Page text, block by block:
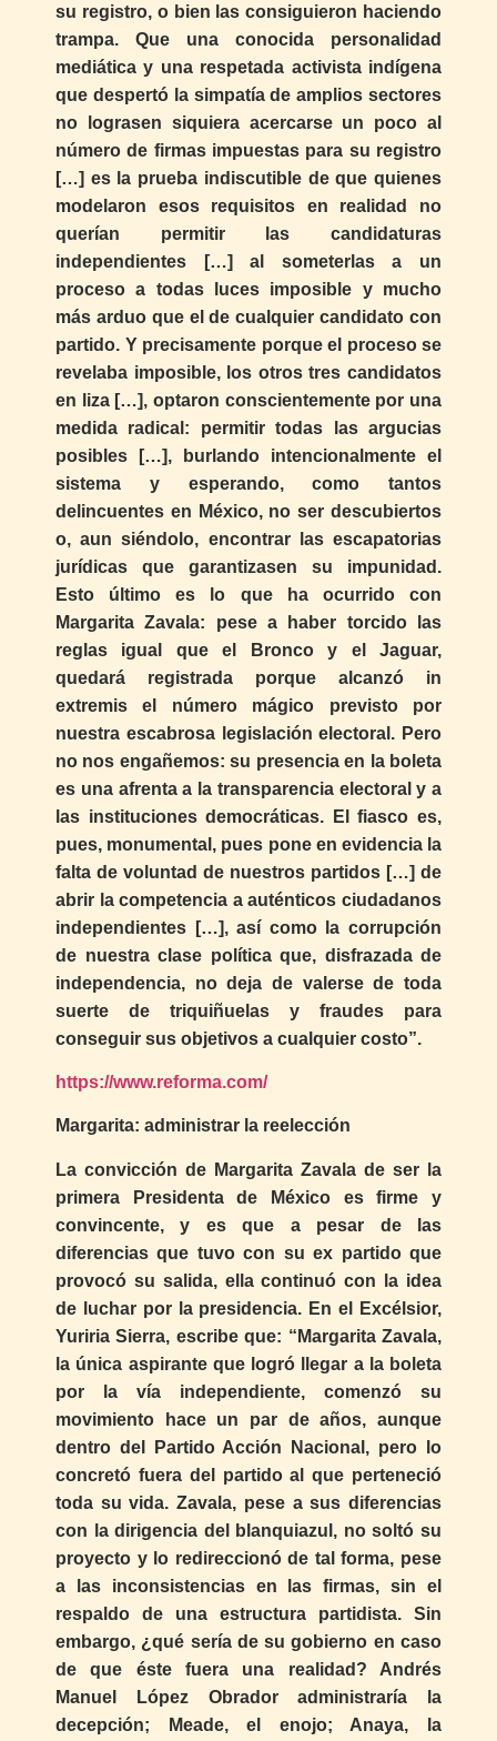
su registro, o bien las consiguieron haciendo
trampa. Que una conocida personalidad
mediática y una respetada activista indígena
que despertó la simpatía de amplios sectores
no lograsen siquiera acercarse un poco al
número de firmas impuestas para su registro
[…] es la prueba indiscutible de que quienes
modelaron esos requisitos en realidad no
querían permitir las candidaturas
independientes […] al someterlas a un
proceso a todas luces imposible y mucho
más arduo que el de cualquier candidato con
partido. Y precisamente porque el proceso se
revelaba imposible, los otros tres candidatos
en liza […], optaron conscientemente por una
medida radical: permitir todas las argucias
posibles […], burlando intencionalmente el
sistema y esperando, como tantos
delincuentes en México, no ser descubiertos
o, aun siéndolo, encontrar las escapatorias
jurídicas que garantizasen su impunidad.
Esto último es lo que ha ocurrido con
Margarita Zavala: pese a haber torcido las
reglas igual que el Bronco y el Jaguar,
quedará registrada porque alcanzó in
extremis el número mágico previsto por
nuestra escabrosa legislación electoral. Pero
no nos engañemos: su presencia en la boleta
es una afrenta a la transparencia electoral y a
las instituciones democráticas. El fiasco es,
pues, monumental, pues pone en evidencia la
falta de voluntad de nuestros partidos […] de
abrir la competencia a auténticos ciudadanos
independientes […], así como la corrupción
de nuestra clase política que, disfrazada de
independencia, no deja de valerse de toda
suerte de triquiñuelas y fraudes para
conseguir sus objetivos a cualquier costo”.
https://www.reforma.com/
Margarita: administrar la reelección
La convicción de Margarita Zavala de ser la
primera Presidenta de México es firme y
convincente, y es que a pesar de las
diferencias que tuvo con su ex partido que
provocó su salida, ella continuó con la idea
de luchar por la presidencia. En el Excélsior,
Yuriria Sierra, escribe que: “Margarita Zavala,
la única aspirante que logró llegar a la boleta
por la vía independiente, comenzó su
movimiento hace un par de años, aunque
dentro del Partido Acción Nacional, pero lo
concretó fuera del partido al que perteneció
toda su vida. Zavala, pese a sus diferencias
con la dirigencia del blanquiazul, no soltó su
proyecto y lo redireccionó de tal forma, pese
a las inconsistencias en las firmas, sin el
respaldo de una estructura partidista. Sin
embargo, ¿qué sería de su gobierno en caso
de que éste fuera una realidad? Andrés
Manuel López Obrador administraría la
decepción; Meade, el enojo; Anaya, la